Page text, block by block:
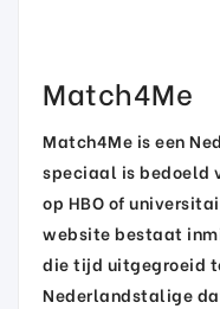
Match4Me
Match4Me is een
speciaal is bedoeld
op HBO of
website bestaat
die tijd uitgegroeid
Nederlandstalige